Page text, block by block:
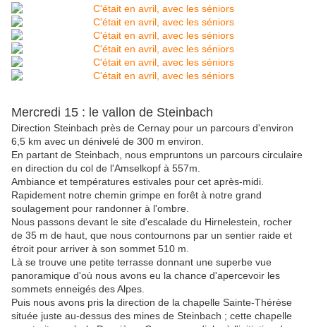
Mercredi 15 : le vallon de Steinbach
Direction Steinbach près de Cernay pour un parcours d'environ
6,5 km avec un dénivelé de 300 m environ.
En partant de Steinbach, nous empruntons un parcours circulaire
en direction du col de l'Amselkopf à 557m.
Ambiance et températures estivales pour cet après-midi.
Rapidement notre chemin grimpe en forêt à notre grand
soulagement pour randonner à l'ombre.
Nous passons devant le site d'escalade du Hirnelestein, rocher
de 35 m de haut, que nous contournons par un sentier raide et
étroit pour arriver à son sommet 510 m.
Là se trouve une petite terrasse donnant une superbe vue
panoramique d'où nous avons eu la chance d'apercevoir les
sommets enneigés des Alpes.
Puis nous avons pris la direction de la chapelle Sainte-Thérèse
située juste au-dessus des mines de Steinbach ; cette chapelle